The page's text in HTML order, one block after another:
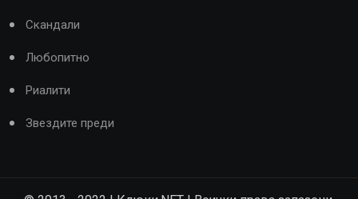
Скандали
Любопитно
Риалити
Звездите преди